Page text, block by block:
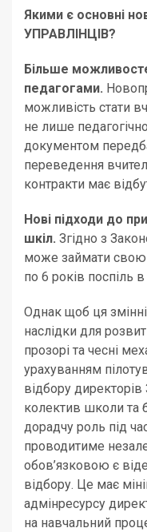
Якими є основні
УПРАВЛІНЦІВ?
Більше
педагогами.
можливість стати
не лише
документом
переведення
контракти має
Нові підходи до
шкіл. Згідно з
може займати свою
по 6 років поспіль
Однак щоб ця
наслідки для
прозорі та чесні
урахуванням
відбору
колектив школи та
дорадчу роль під
проводитиме
обов’язковою є
відбору. Це має
адмінресурсу
на навчальний